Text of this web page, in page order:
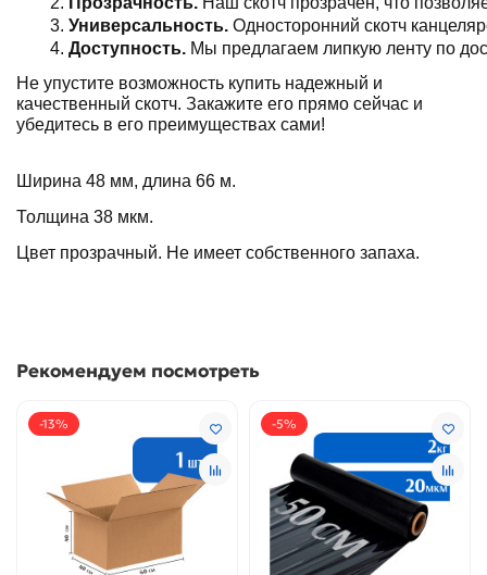
Универсальность. Односторонний скотч
Доступность. Мы предлагаем липкую ленту по
Не упустите возможность купить надежный и
качественный скотч. Закажите его прямо сейчас и
убедитесь в его преимуществах сами!
Ширина 48 мм, длина 66 м.
Толщина 38 мкм.
Цвет прозрачный. Не имеет собственного запаха.
Рекомендуем посмотреть
-13% -5%